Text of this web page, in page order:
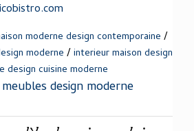
moderne design contemporaine /
moderne /interieur maison design
design cuisine moderne
meubles design moderne